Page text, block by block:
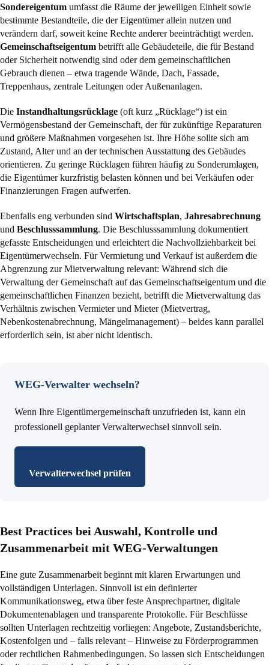
Sondereigentum umfasst die Räume der jeweiligen Einheit sowie
bestimmte Bestandteile, die der Eigentümer allein nutzen und
verändern darf, soweit keine Rechte anderer beeinträchtigt werden.
Gemeinschaftseigentum betrifft alle Gebäudeteile, die für Bestand
oder Sicherheit notwendig sind oder dem gemeinschaftlichen
Gebrauch dienen – etwa tragende Wände, Dach, Fassade,
Treppenhaus, zentrale Leitungen oder Außenanlagen.
Die Instandhaltungsrücklage (oft kurz „Rücklage“) ist ein
Vermögensbestand der Gemeinschaft, der für zukünftige Reparaturen
und größere Maßnahmen vorgesehen ist. Ihre Höhe sollte sich am
Zustand, Alter und an der technischen Ausstattung des Gebäudes
orientieren. Zu geringe Rücklagen führen häufig zu Sonderumlagen,
die Eigentümer kurzfristig belasten können und bei Verkäufen oder
Finanzierungen Fragen aufwerfen.
Ebenfalls eng verbunden sind Wirtschaftsplan, Jahresabrechnung
und Beschlusssammlung. Die Beschlusssammlung dokumentiert
gefasste Entscheidungen und erleichtert die Nachvollziehbarkeit bei
Eigentümerwechseln. Für Vermietung und Verkauf ist außerdem die
Abgrenzung zur Mietverwaltung relevant: Während sich die
Verwaltung der Gemeinschaft auf das Gemeinschaftseigentum und die
gemeinschaftlichen Finanzen bezieht, betrifft die Mietverwaltung das
Verhältnis zwischen Vermieter und Mieter (Mietvertrag,
Nebenkostenabrechnung, Mängelmanagement) – beides kann parallel
erforderlich sein, ist aber nicht identisch.
WEG-Verwalter wechseln?
Wenn Ihre Eigentümergemeinschaft unzufrieden ist, kann ein
professionell geplanter Verwalterwechsel sinnvoll sein.
Verwalterwechsel prüfen
Best Practices bei Auswahl, Kontrolle und
Zusammenarbeit mit WEG-Verwaltungen
Eine gute Zusammenarbeit beginnt mit klaren Erwartungen und
vollständigen Unterlagen. Sinnvoll ist ein definierter
Kommunikationsweg, etwa über feste Ansprechpartner, digitale
Dokumentenablagen und transparente Protokolle. Für Beschlüsse
sollten Unterlagen rechtzeitig vorliegen: Angebote, Zustandsberichte,
Kostenfolgen und – falls relevant – Hinweise zu Förderprogrammen
oder rechtlichen Rahmenbedingungen. So lassen sich Entscheidungen